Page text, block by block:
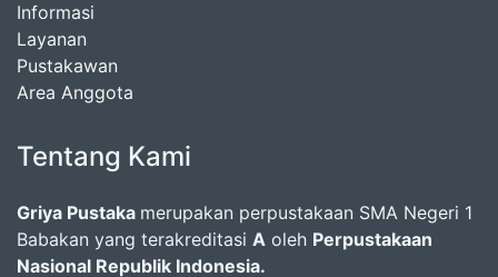
Informasi
Layanan
Pustakawan
Area Anggota
Tentang Kami
Griya Pustaka merupakan perpustakaan SMA Negeri 1
Babakan yang terakreditasi A oleh Perpustakaan
Nasional Republik Indonesia.